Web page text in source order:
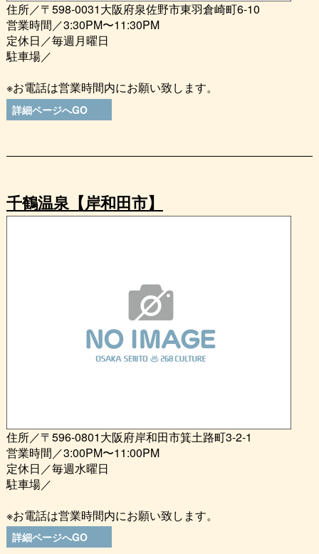
住所／〒598-0031大阪府泉佐野市東羽倉崎町6-10
営業時間／3:30PM〜11:30PM
定休日／毎週月曜日
駐車場／
※お電話は営業時間内にお願い致します。
詳細ページへGO
千鶴温泉【岸和田市】
住所／〒596-0801大阪府岸和田市箕土路町3-2-1
営業時間／3:00PM〜11:00PM
定休日／毎週水曜日
駐車場／
※お電話は営業時間内にお願い致します。
詳細ページへGO